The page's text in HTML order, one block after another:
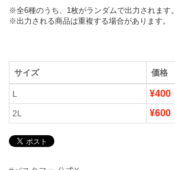
※全6種のうち、1枚がランダムで出力されます。
※出力される商品は重複する場合があります。
サイズ 価格
L ¥400
2L ¥600